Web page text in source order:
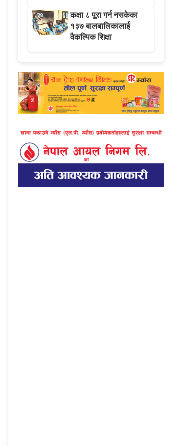
कक्षा ८ पूरा गर्न नसकेका
१३७ बालबालिकालाई
वैकल्पिक शिक्षा